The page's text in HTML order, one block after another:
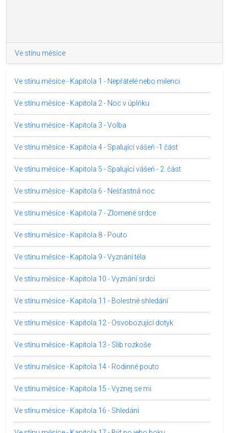
Ve stínu měsíce
Ve stínu měsíce - Kapitola 1 - Nepřátelé nebo milenci
Ve stínu měsíce - Kapitola 2 - Noc v úplňku
Ve stínu měsíce - Kapitola 3 - Volba
Ve stínu měsíce - Kapitola 4 - Spalující vášeň -1 část
Ve stínu měsíce - Kapitola 5 - Spalující vášeň - 2. část
Ve stínu měsíce - Kapitola 6 - Nešťastná noc
Ve stínu měsíce - Kapitola 7 - Zlomené srdce
Ve stínu měsíce - Kapitola 8 - Pouto
Ve stínu měsíce - Kapitola 9 - Vyznání těla
Ve stínu měsíce - Kapitola 10 - Vyznání srdcí
Ve stínu měsíce - Kapitola 11 - Bolestné shledání
Ve stínu měsíce - Kapitola 12 - Osvobozující dotyk
Ve stínu měsíce - Kapitola 13 - Slib rozkoše
Ve stínu měsíce - Kapitola 14 - Rodinné pouto
Ve stínu měsíce - Kapitola 15 - Vyznej se mi
Ve stínu měsíce - Kapitola 16 - Shledání